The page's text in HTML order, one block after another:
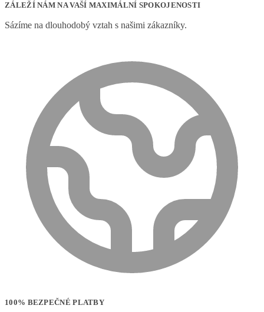
ZÁLEŽÍ NÁM NA VAŠÍ MAXIMÁLNÍ SPOKOJENOSTI
Sázíme na dlouhodobý vztah s našimi zákazníky.
100% BEZPEČNÉ PLATBY